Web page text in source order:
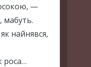
—
мабуть.
найнявся,
роса…